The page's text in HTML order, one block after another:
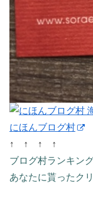
にほんブログ村
↑ ↑ ↑ ↑
ブログ村ランキン
あなたに貰ったク